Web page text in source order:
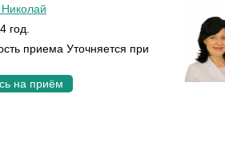
год.
приема Уточняется при
на приём